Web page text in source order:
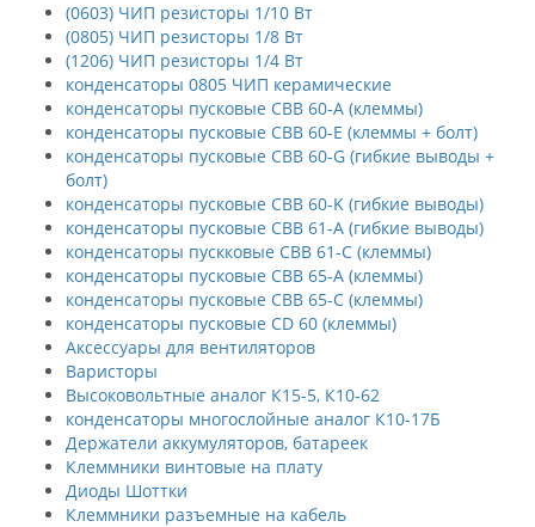
(0603) ЧИП резисторы 1/10 Вт
(0805) ЧИП резисторы 1/8 Вт
(1206) ЧИП резисторы 1/4 Вт
конденсаторы 0805 ЧИП керамические
конденсаторы пусковые CBB 60-A (клеммы)
конденсаторы пусковые CBB 60-E (клеммы + болт)
конденсаторы пусковые CBB 60-G (гибкие выводы +
болт)
конденсаторы пусковые CBB 60-K (гибкие выводы)
конденсаторы пусковые CBB 61-A (гибкие выводы)
конденсаторы пускковые CBB 61-C (клеммы)
конденсаторы пусковые CBB 65-A (клеммы)
конденсаторы пусковые CBB 65-C (клеммы)
конденсаторы пусковые CD 60 (клеммы)
Аксессуары для вентиляторов
Варисторы
Высоковольтные аналог К15-5, К10-62
конденсаторы многослойные аналог К10-17Б
Держатели аккумуляторов, батареек
Клеммники винтовые на плату
Диоды Шоттки
Клеммники разъемные на кабель